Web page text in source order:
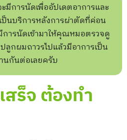
มีการนัดเพื่ออัปเดตอาการและ
ป็นบริการหลังการผ่าตัดที่ค่อน
การนัดเข้ามาให้คุณหมอตรวจดู
ลูกผมถาวรไปแล้วมีอาการเป็น
นกันต่อเลยครับ
ร็จ ต้องทำ